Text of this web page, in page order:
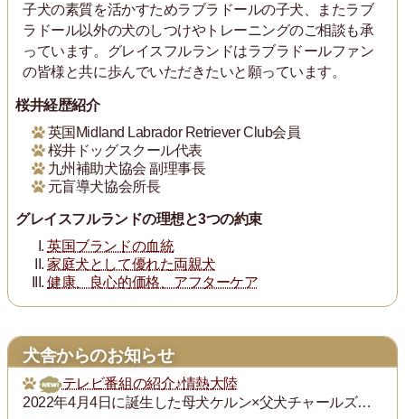
子犬の素質を活かすためラブラドールの子犬、またラブ
ラドール以外の犬のしつけやトレーニングのご相談も承
っています。グレイスフルランドはラブラドールファン
の皆様と共に歩んでいただきたいと願っています。
桜井経歴紹介
英国Midland Labrador Retriever Club会員
桜井ドッグスクール代表
九州補助犬協会 副理事長
元盲導犬協会所長
グレイスフルランドの理想と3つの約束
英国ブランドの血統
家庭犬として優れた両親犬
健康、良心的価格、アフターケア
犬舎からのお知らせ
テレビ番組の紹介♪情熱大陸
2022年4月4日に誕生した母犬ケルン×父犬チャールズの子犬チャンプ君の飼い主の次田さんが「情熱大陸」という番組で紹介されます。グレイスフルランドの子犬の飼い主...